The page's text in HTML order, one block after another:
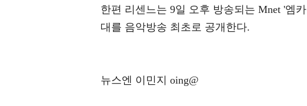
한편 리센느는 9일 오후 방송되는 Mnet '엠
대를 음악방송 최초로 공개한다.
뉴스엔 이민지 oing@